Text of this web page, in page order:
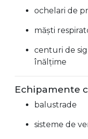
ochelari de
măști
centuri de
înălțime
Echipamente
balustrade
sisteme de